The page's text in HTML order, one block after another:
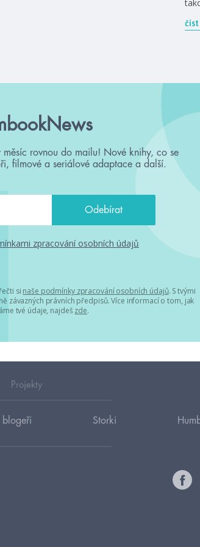
číst
rovnou do mailu! Nové knihy, co se
filmové a seriálové adaptace a další.
zpracování osobních údajů
si naše podmínky zpracování osobních údajů. S tvými
závazných právních předpisů. Více informací o tom, jak
tvé údaje, najdeš zde.
Projekty
blogeři Storki